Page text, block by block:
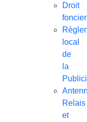
Droit
foncier
local
de
la
Relais
et